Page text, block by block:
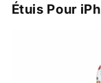
Étuis Pour